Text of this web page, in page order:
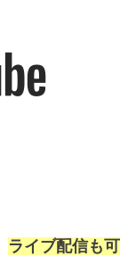
ライブ配信も可